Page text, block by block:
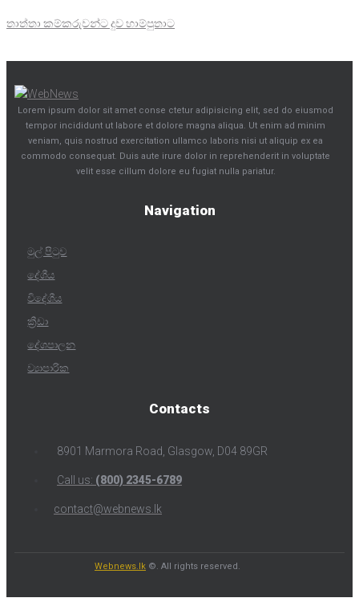
තාත්තා කම්කරුවන්ට දුව හාම්පුතාට
Lorem ipsum dolor sit amet conse ctetur adipisicing elit, sed do eiusmod
tempor incididunt ut labore et dolore magna aliqua. Ut enim ad minim
veniam, quis nostrud exercitation ullamco laboris nisi ut aliquip ex ea
commodo consequat. Duis aute irure dolor in reprehenderit in voluptate
velit esse cillum dolore eu fugiat nulla pariatur.
Navigation
මුල් පිටුව
දේශීය
විදේශීය
ක්‍රීඩා
දේශපාලන
ව්‍යාපාරික
Contacts
8901 Marmora Road, Glasgow, D04 89GR
Call us: (800) 2345-6789
contact@webnews.lk
Webnews.lk ©. All rights reserved.